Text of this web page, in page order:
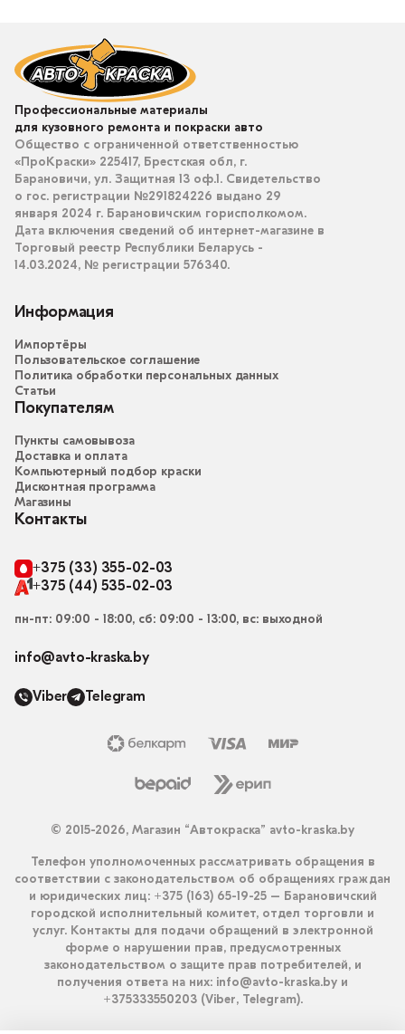
Профессиональные материалы
для кузовного ремонта и покраски авто
Общество с ограниченной ответственностью
«ПроКраски» 225417, Брестская обл, г.
Барановичи, ул. Защитная 13 оф.1. Свидетельство
о гос. регистрации №291824226 выдано 29
января 2024 г. Барановичским горисполкомом.
Дата включения сведений об интернет-магазине в
Торговый реестр Республики Беларусь -
14.03.2024, № регистрации 576340.
Информация
Импортёры
Пользовательское соглашение
Политика обработки персональных данных
Статьи
Покупателям
Пункты самовывоза
Доставка и оплата
Компьютерный подбор краски
Дисконтная программа
Магазины
Контакты
+375 (33) 355-02-03
+375 (44) 535-02-03
пн-пт: 09:00 - 18:00, сб: 09:00 - 13:00, вс: выходной
info@avto-kraska.by
Viber Telegram
© 2015-2026, Магазин “Автокраска” avto-kraska.by
Телефон уполномоченных рассматривать обращения в
соответствии с законодательством об обращениях граждан
и юридических лиц: +375 (163) 65-19-25 – Барановичский
городской исполнительный комитет, отдел торговли и
услуг. Контакты для подачи обращений в электронной
форме о нарушении прав, предусмотренных
законодательством о защите прав потребителей, и
получения ответа на них: info@avto-kraska.by и
+375333550203 (Viber, Telegram).